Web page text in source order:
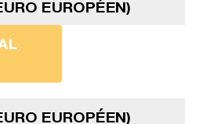
EUROPÉEN)
EUROPÉEN)